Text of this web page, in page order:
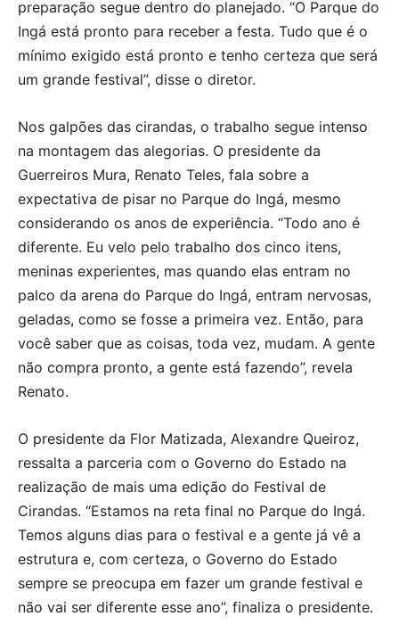
preparação segue dentro do planejado. “O Parque do
Ingá está pronto para receber a festa. Tudo que é o
mínimo exigido está pronto e tenho certeza que será
um grande festival”, disse o diretor.
Nos galpões das cirandas, o trabalho segue intenso
na montagem das alegorias. O presidente da
Guerreiros Mura, Renato Teles, fala sobre a
expectativa de pisar no Parque do Ingá, mesmo
considerando os anos de experiência. “Todo ano é
diferente. Eu velo pelo trabalho dos cinco itens,
meninas experientes, mas quando elas entram no
palco da arena do Parque do Ingá, entram nervosas,
geladas, como se fosse a primeira vez. Então, para
você saber que as coisas, toda vez, mudam. A gente
não compra pronto, a gente está fazendo”, revela
Renato.
O presidente da Flor Matizada, Alexandre Queiroz,
ressalta a parceria com o Governo do Estado na
realização de mais uma edição do Festival de
Cirandas. “Estamos na reta final no Parque do Ingá.
Temos alguns dias para o festival e a gente já vê a
estrutura e, com certeza, o Governo do Estado
sempre se preocupa em fazer um grande festival e
não vai ser diferente esse ano”, finaliza o presidente.